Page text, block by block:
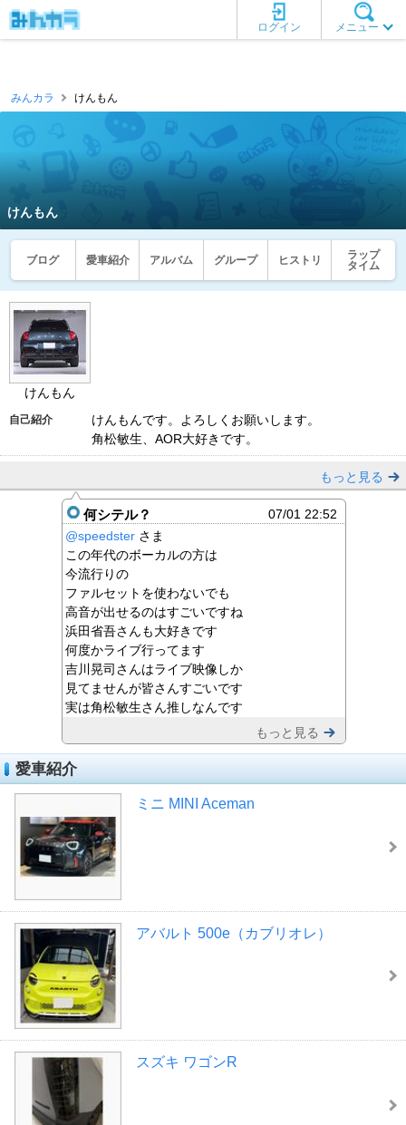
メニュー
ログイン
みんカラ けんもん
けんもん
ブログ 愛車紹介 アルバム グループ ヒストリ
ラップ
タイム
けんもん
自己紹介
けんもんです。よろしくお願いします。
角松敏生、AOR大好きです。
もっと見る
何シテル？
07/01 22:52
@speedsterさま
この年代のボーカルの方は
今流行りの
ファルセットを使わないでも
高音が出せるのはすごいですね
浜田省吾さんも大好きです
何度かライブ行ってます
吉川晃司さんはライブ映像しか
見てませんが皆さんすごいです
実は角松敏生さん推しなんです
もっと見る
愛車紹介
ミニ MINI Aceman
アバルト 500e（カブリオレ）
スズキ ワゴンR